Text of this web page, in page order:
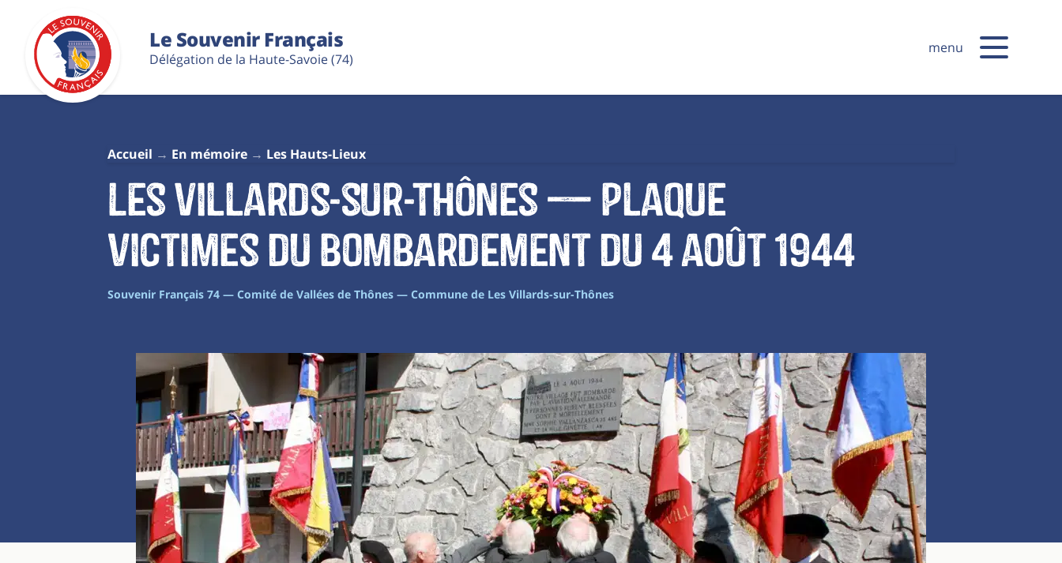
Le Souvenir Français
Délégation de la Haute-Savoie (74)
menu
Accueil En mémoire Les Hauts-Lieux
Les Villards-sur-Thônes — Plaque
victimes du bombardement du 4 août 1944
Souvenir Français 74 — Comité de Vallées de Thônes — Commune de Les Villards-sur-Thônes